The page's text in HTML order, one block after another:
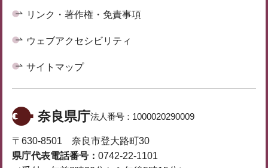
リンク・著作権・免責事項
ウェブアクセシビリティ
サイトマップ
奈良県庁法人番号： 1000020290009
〒630-8501 奈良市登大路町30
県庁代表電話番号： 0742-22-1101